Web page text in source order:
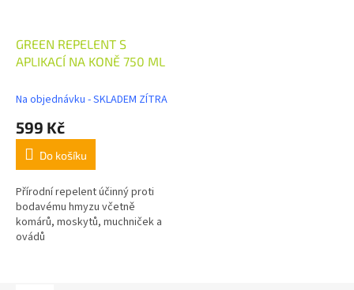
GREEN REPELENT S
APLIKACÍ NA KONĚ 750 ML
Na objednávku - SKLADEM ZÍTRA
599 Kč
Do košíku
Přírodní repelent účinný proti
bodavému hmyzu včetně
komárů, moskytů, muchniček a
ovádů